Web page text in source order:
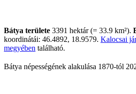
Bátya területe 3391 hektár (= 33.9 km²).
koordinátái: 46.4892, 18.9579. Kalocsai
megyében található.
Bátya népességének alakulása 1870-tól